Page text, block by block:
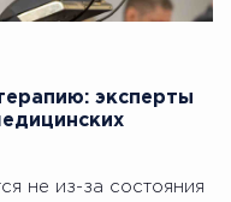
эксперты
не из-за состояния